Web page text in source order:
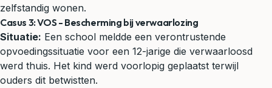
zelfstandig wonen.
Casus 3: VOS - Bescherming bij verwaarlozing
Situatie: Een school meldde een verontrustende
opvoedingssituatie voor een 12-jarige die verwaarloosd
werd thuis. Het kind werd voorlopig geplaatst terwijl
ouders dit betwistten.